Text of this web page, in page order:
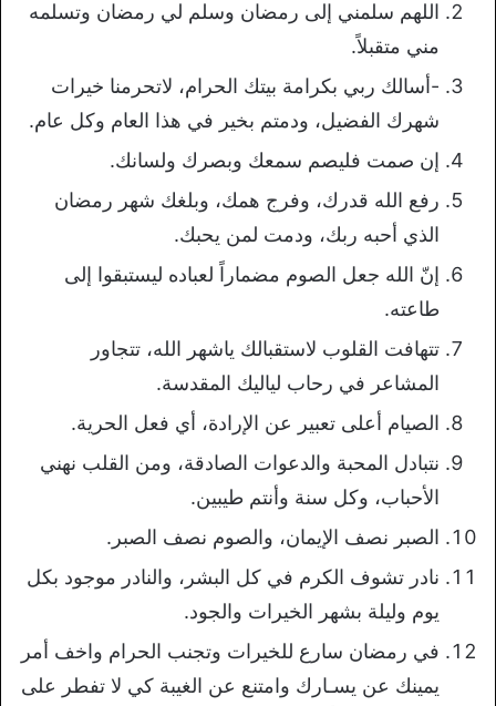
اللهم سلمني إلى رمضان وسلم لي رمضان وتسلمه
مني متقبلاً.
-أسالك ربي بكرامة بيتك الحرام، لاتحرمنا خيرات
شهرك الفضيل، ودمتم بخير في هذا العام وكل عام.
إن صمت فليصم سمعك وبصرك ولسانك.
رفع الله قدرك، وفرج همك، وبلغك شهر رمضان
الذي أحبه ربك، ودمت لمن يحبك.
إنّ الله جعل الصوم مضماراً لعباده ليستبقوا إلى
طاعته.
تتهافت القلوب لاستقبالك ياشهر الله، تتجاور
المشاعر في رحاب لياليك المقدسة.
الصيام أعلى تعبير عن الإرادة، أي فعل الحرية.
نتبادل المحبة والدعوات الصادقة، ومن القلب نهني
الأحباب، وكل سنة وأنتم طيبين.
الصبر نصف الإيمان، والصوم نصف الصبر.
نادر تشوف الكرم في كل البشر، والنادر موجود بكل
يوم وليلة بشهر الخيرات والجود.
في رمضان سارع للخيرات وتجنب الحرام واخف أمر
يمينك عن يسـارك وامتنع عن الغيبة كي لا تفطر على